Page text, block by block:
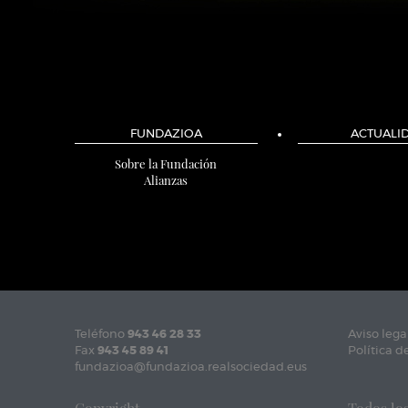
FUNDAZIOA
Sobre la Fundación
Alianzas
Teléfono 943 46 28 33
Fax 943 45 89 41
fundazioa@fundazioa.realsociedad.eus
Aviso
Política